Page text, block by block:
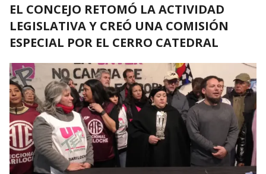
EL CONCEJO RETOMÓ LA ACTIVIDAD
LEGISLATIVA Y CREÓ UNA COMISIÓN
ESPECIAL POR EL CERRO CATEDRAL